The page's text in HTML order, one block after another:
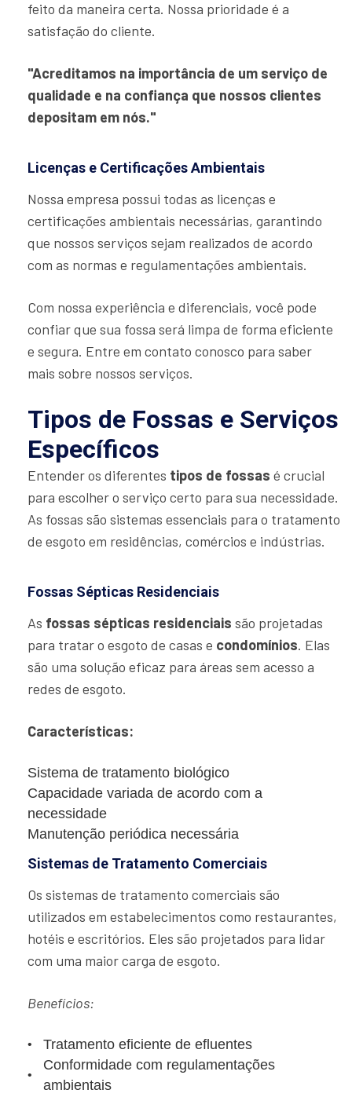
feito da maneira certa. Nossa prioridade é a
satisfação do cliente.
"Acreditamos na importância de um serviço de
qualidade e na confiança que nossos clientes
depositam em nós."
Licenças e Certificações Ambientais
Nossa empresa possui todas as licenças e
certificações ambientais necessárias, garantindo
que nossos serviços sejam realizados de acordo
com as normas e regulamentações ambientais.
Com nossa experiência e diferenciais, você pode
confiar que sua fossa será limpa de forma eficiente
e segura. Entre em contato conosco para saber
mais sobre nossos serviços.
Tipos de Fossas e Serviços
Específicos
Entender os diferentes tipos de fossas é crucial
para escolher o serviço certo para sua necessidade.
As fossas são sistemas essenciais para o tratamento
de esgoto em residências, comércios e indústrias.
Fossas Sépticas Residenciais
As fossas sépticas residenciais são projetadas
para tratar o esgoto de casas e condomínios. Elas
são uma solução eficaz para áreas sem acesso a
redes de esgoto.
Características:
Sistema de tratamento biológico
Capacidade variada de acordo com a
necessidade
Manutenção periódica necessária
Sistemas de Tratamento Comerciais
Os sistemas de tratamento comerciais são
utilizados em estabelecimentos como restaurantes,
hotéis e escritórios. Eles são projetados para lidar
com uma maior carga de esgoto.
Benefícios:
Tratamento eficiente de efluentes
Conformidade com regulamentações
ambientais